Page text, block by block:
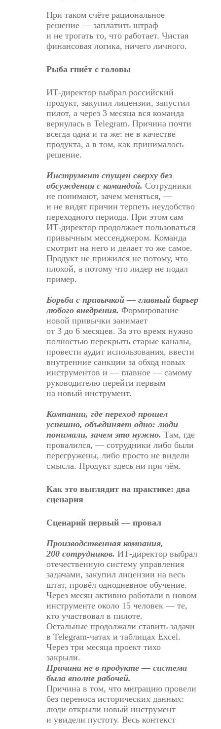
При таком счёте рациональное
решение — заплатить штраф
и не трогать то, что работает. Чистая
финансовая логика, ничего личного.
Рыба гниёт с головы
ИТ-директор выбрал российский
продукт, закупил лицензии, запустил
пилот, а через 3 месяца вся команда
вернулась в Telegram. Причина почти
всегда одна и та же: не в качестве
продукта, а в том, как принималось
решение.
Инструмент спущен сверху без
обсуждения с командой. Сотрудники
не понимают, зачем меняться, —
и не видят причин терпеть неудобство
переходного периода. При этом сам
ИТ-директор продолжает пользоваться
привычным мессенджером. Команда
смотрит на него и делает то же самое.
Продукт не прижился не потому, что
плохой, а потому что лидер не подал
пример.
Борьба с привычкой — главный барьер
любого внедрения. Формирование
новой привычки занимает
от 3 до 6 месяцев. За это время нужно
полностью перекрыть старые каналы,
провести аудит использования, ввести
внутренние санкции за обход новых
инструментов и — главное — самому
руководителю перейти первым
на новый инструмент.
Компании, где переход прошел
успешно, объединяет одно: люди
понимали, зачем это нужно. Там, где
провалился, — сотрудники либо были
перегружены, либо просто не видели
смысла. Продукт здесь ни при чём.
Как это выглядит на практике: два
сценария
Сценарий первый — провал
Производственная компания,
200 сотрудников. ИТ-директор выбрал
отечественную систему управления
задачами, закупил лицензии на весь
штат, провёл однодневное обучение.
Через месяц активно работали в новом
инструменте около 15 человек — те,
кто участвовал в пилоте.
Остальные продолжали ставить задачи
в Telegram-чатах и таблицах Excel.
Через три месяца проект тихо
закрыли.
Причина не в продукте — система
была вполне рабочей.
Причина в том, что миграцию провели
без переноса исторических данных:
люди открыли новый инструмент
и увидели пустоту. Весь контекст